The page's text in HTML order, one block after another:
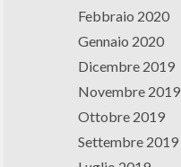
Febbraio 2020
Gennaio 2020
Dicembre 2019
Novembre 2019
Ottobre 2019
Settembre 2019